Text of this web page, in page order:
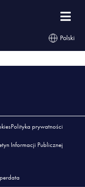
Polski
Polityka prywatności
Informacji Publicznej